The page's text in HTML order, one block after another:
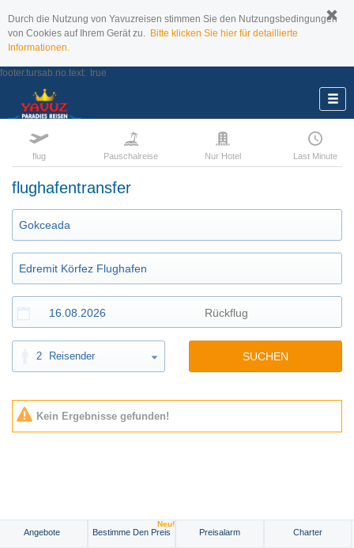
Durch die Nutzung von Yavuzreisen stimmen Sie den Nutzungsbedingungen
von Cookies auf Ihrem Gerät zu. Bitte klicken Sie hier für detaillierte
Informationen.
footer.tursab.no.text: true
flug Pauschalreise Nur Hotel Last Minute
flughafentransfer
2 Reisender SUCHEN
Kein Ergebnisse gefunden!
Angebote Bestimme Den Preis
Neu!
Preisalarm Charter